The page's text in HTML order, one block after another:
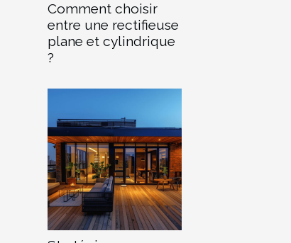
Comment choisir
entre une rectifieuse
plane et cylindrique
?